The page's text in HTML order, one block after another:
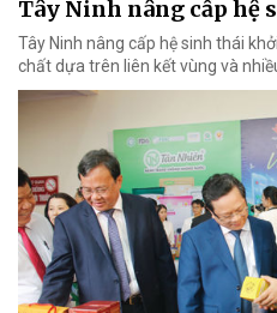
Tây Ninh nâng cấp
Tây Ninh nâng cấp hệ sinh thái
chất dựa trên liên kết vùng và